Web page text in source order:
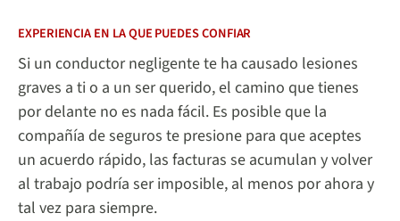
EXPERIENCIA EN LA QUE PUEDES CONFIAR
Si un conductor negligente te ha causado lesiones
graves a ti o a un ser querido, el camino que tienes
por delante no es nada fácil. Es posible que la
compañía de seguros te presione para que aceptes
un acuerdo rápido, las facturas se acumulan y volver
al trabajo podría ser imposible, al menos por ahora y
tal vez para siempre.